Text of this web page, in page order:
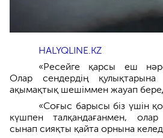
HALYQLINE.KZ
«Ресейге қарсы еш
Олар сендердің қулықтарына
ақымақтық шешіммен жауап
«Соғыс барысы біз үшін
күшпен талқандағанмен, олар
сынап сияқты қайта орнына